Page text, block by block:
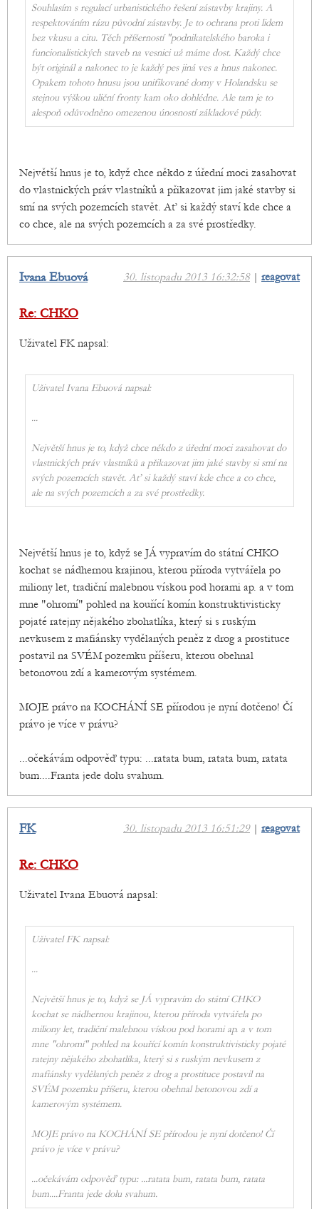
Souhlasím s regulací urbanistického řešení zástavby krajiny. A
respektováním rázu původní zástavby. Je to ochrana proti lidem
bez vkusu a citu. Těch příšerností "podnikatelského baroka i
funcionalistických staveb na vesnici už máme dost. Každý chce
být originál a nakonec to je každý pes jiná ves a hnus nakonec.
Opakem tohoto hnusu jsou unifikované domy v Holandsku se
stejnou výškou uliční fronty kam oko dohlédne. Ale tam je to
alespoň odůvodněno omezenou únosností základové půdy.
Největší hnus je to, když chce někdo z úřední moci zasahovat
do vlastnických práv vlastníků a přikazovat jim jaké stavby si
smí na svých pozemcích stavět. Ať si každý staví kde chce a
co chce, ale na svých pozemcích a za své prostředky.
30. listopadu 2013 16:32:58| reagovat
Ivana Ebuová
Re: CHKO
Uživatel FK napsal:
Uživatel Ivana Ebuová napsal:
...
Největší hnus je to, když chce někdo z úřední moci zasahovat do
vlastnických práv vlastníků a přikazovat jim jaké stavby si smí na
svých pozemcích stavět. Ať si každý staví kde chce a co chce,
ale na svých pozemcích a za své prostředky.
Největší hnus je to, když se JÁ vypravím do státní CHKO
kochat se nádhernou krajinou, kterou příroda vytvářela po
miliony let, tradiční malebnou vískou pod horami ap. a v tom
mne "ohromí" pohled na kouřící komín konstruktivisticky
pojaté ratejny nějakého zbohatlíka, který si s ruským
nevkusem z mafiánsky vydělaných peněz z drog a prostituce
postavil na SVÉM pozemku příšeru, kterou obehnal
betonovou zdí a kamerovým systémem.
MOJE právo na KOCHÁNÍ SE přírodou je nyní dotčeno! Čí
právo je více v právu?
...očekávám odpověď typu: ...ratata bum, ratata bum, ratata
bum....Franta jede dolu svahum.
30. listopadu 2013 16:51:29| reagovat
FK
Re: CHKO
Uživatel Ivana Ebuová napsal:
Uživatel FK napsal:
...
Největší hnus je to, když se JÁ vypravím do státní CHKO
kochat se nádhernou krajinou, kterou příroda vytvářela po
miliony let, tradiční malebnou vískou pod horami ap. a v tom
mne "ohromí" pohled na kouřící komín konstruktivisticky pojaté
ratejny nějakého zbohatlíka, který si s ruským nevkusem z
mafiánsky vydělaných peněz z drog a prostituce postavil na
SVÉM pozemku příšeru, kterou obehnal betonovou zdí a
kamerovým systémem.
MOJE právo na KOCHÁNÍ SE přírodou je nyní dotčeno! Čí
právo je více v právu?
...očekávám odpověď typu: ...ratata bum, ratata bum, ratata
bum....Franta jede dolu svahum.